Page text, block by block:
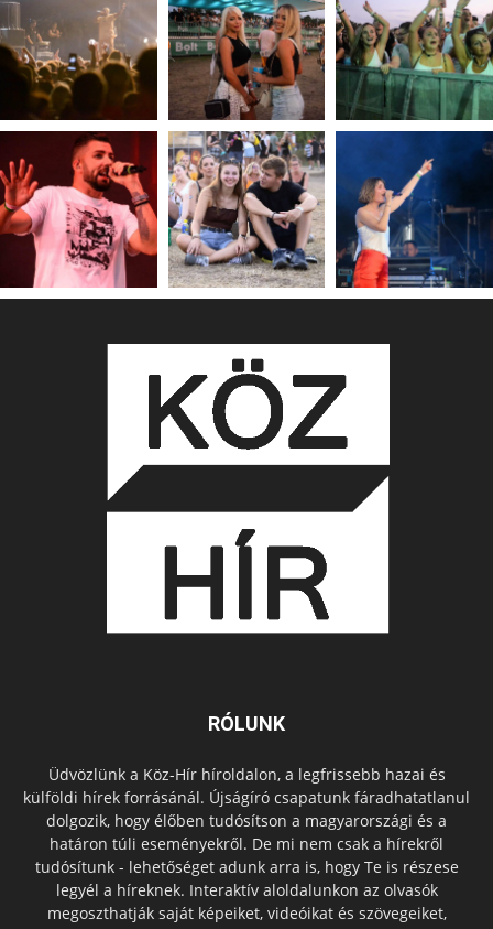
RÓLUNK
Üdvözlünk a Köz-Hír híroldalon, a legfrissebb hazai és
külföldi hírek forrásánál. Újságíró csapatunk fáradhatatlanul
dolgozik, hogy élőben tudósítson a magyarországi és a
határon túli eseményekről. De mi nem csak a hírekről
tudósítunk - lehetőséget adunk arra is, hogy Te is részese
legyél a híreknek. Interaktív aloldalunkon az olvasók
megoszthatják saját képeiket, videóikat és szövegeiket,